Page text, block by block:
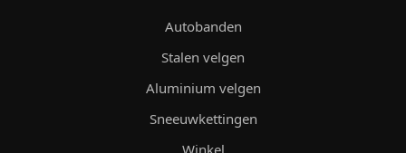
Autobanden
Stalen velgen
Aluminium velgen
Sneeuwkettingen
Winkel